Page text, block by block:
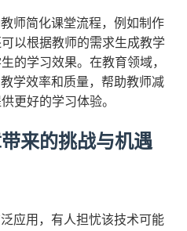
师简化课堂流程，例如制作
以根据教师的需求生成教学
的学习效果。在教育领域，
学效率和质量，帮助教师减
更好的学习体验。
来的挑战与机遇
应用，有人担忧该技术可能